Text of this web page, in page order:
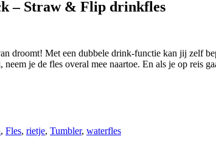
– Straw & Flip drinkfles
droomt! Met een dubbele drink-functie kan jij zelf
je de fles overal mee naartoe. En als je op reis
, Fles, rietje, Tumbler, waterfles